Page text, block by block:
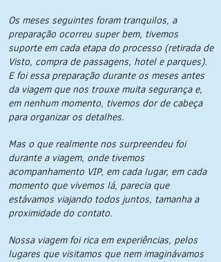
Os meses seguintes foram tranquilos, a
preparação ocorreu super bem, tivemos
suporte em cada etapa do processo (retirada de
Visto, compra de passagens, hotel e parques).
E foi essa preparação durante os meses antes
da viagem que nos trouxe muita segurança e,
em nenhum momento, tivemos dor de cabeça
para organizar os detalhes.
Mas o que realmente nos surpreendeu foi
durante a viagem, onde tivemos
acompanhamento VIP, em cada lugar, em cada
momento que vivemos lá, parecia que
estávamos viajando todos juntos, tamanha a
proximidade do contato.
Nossa viagem foi rica em experiências, pelos
lugares que visitamos que nem imaginávamos